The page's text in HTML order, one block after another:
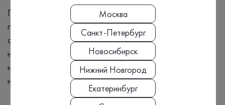
Потеря веса Боль или дискомфорт в животе Нарушения
пищеварения, такие как тошнота, рвота или отсутствие
аппетита Вздутие живота или ощущение полноты после
небольшого количества пищи Изменения в кишечнике,
например, запоры или диарея Кровотечение или другие
необычные выделения из влагалища
Москва
Санкт-Петербург
Новосибирск
Нижний Новгород
Екатеринбург